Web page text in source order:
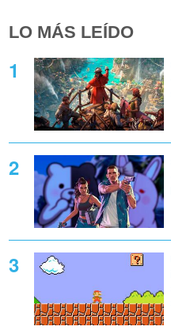
LO MÁS LEÍDO